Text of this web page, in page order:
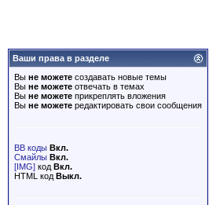
Ваши права в разделе
Вы не можете создавать новые темы
Вы не можете отвечать в темах
Вы не можете прикреплять вложения
Вы не можете редактировать свои сообщения
BB коды Вкл.
Смайлы Вкл.
[IMG] код Вкл.
HTML код Выкл.